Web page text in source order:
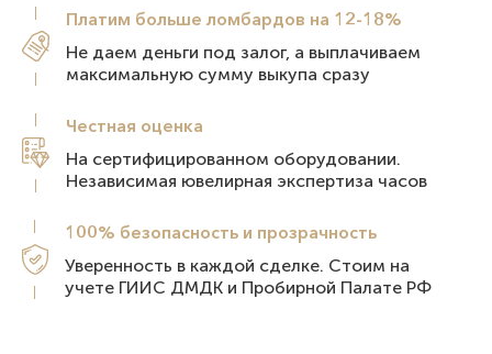
Платим больше ломбардов на 12-18%
Не даем деньги под залог, а выплачиваем
максимальную сумму выкупа сразу
Честная оценка
На сертифицированном оборудовании.
Независимая ювелирная экспертиза часов
100% безопасность и прозрачность
Уверенность в каждой сделке. Стоим на
учете ГИИС ДМДК и Пробирной Палате РФ